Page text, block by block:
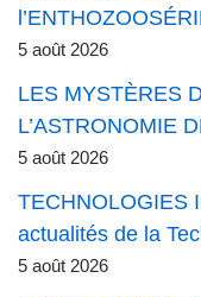
5 août 2026
LES MYSTÈRES
L’ASTRONOMIE
5 août 2026
TECHNOLOGIES
actualités de la
5 août 2026